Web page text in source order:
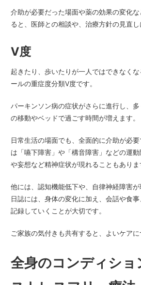
介助が必要だった場面や薬の効果の変化
ると、医師との相談や、治療方針の見直し
Ⅴ度
起きたり、歩いたりが一人ではできなく
ールの重症度分類Ⅴ度です。
パーキンソン病の症状がさらに進行し、
の移動やベッドで過ごす時間が増えます。
日常生活の場面でも、全面的に介助が必
は「嚥下障害」や「構音障害」などの運
や妄想など精神症状が現れることもありま
他には、認知機能低下や、自律神経障害
日誌には、身体の変化に加え、会話や食
記録していくことが大切です。
ご家族の気付きも共有すると、よいケアに
全身のコンディショ